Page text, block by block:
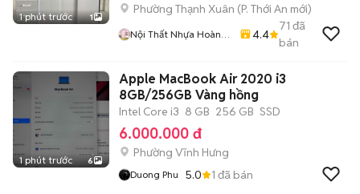
1 phút trước 1
Phường Thạnh Xuân (P. Thới An mới)
Nội Thất Nhựa Hoàng
4.4
71 đã
bán
1 phút trước 6
Apple MacBook Air 2020 i3
8GB/256GB Vàng hồng
Intel Core i3 8 GB 256 GB SSD
6.000.000 đ
Phường Vĩnh Hưng
Duong Phu 5.0 1 đã bán